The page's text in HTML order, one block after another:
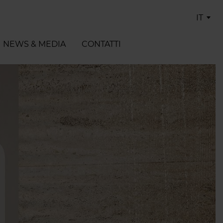
IT
NEWS & MEDIA CONTATTI